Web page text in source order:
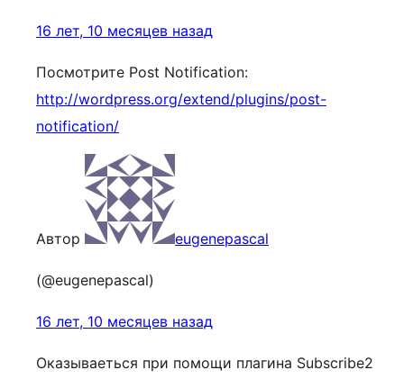
16 лет, 10 месяцев назад
Посмотрите Post Notification:
http://wordpress.org/extend/plugins/post-
notification/
Автор eugenepascal
(@eugenepascal)
16 лет, 10 месяцев назад
Оказываеться при помощи плагина Subscribe2